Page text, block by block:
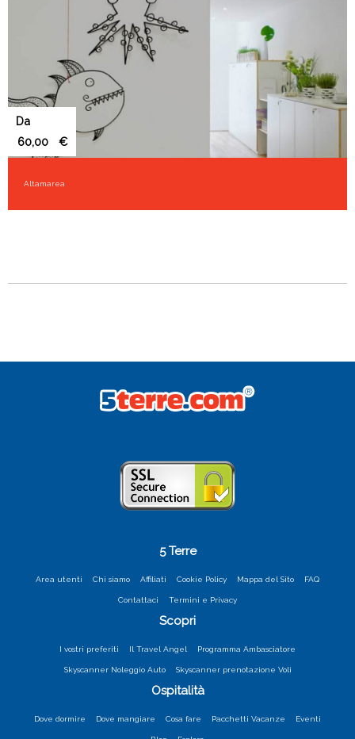
Altamarea
Da
€
5 Terre
Area utenti Chi siamo Affiliati Cookie Policy Mappa del Sito FAQ
Contattaci Termini e Privacy
Scopri
I vostri preferiti Il Travel Angel Programma Ambasciatore
Skyscanner Noleggio Auto Skyscanner prenotazione Voli
Ospitalità
Dove dormire Dove mangiare Cosa fare Pacchetti Vacanze Eventi